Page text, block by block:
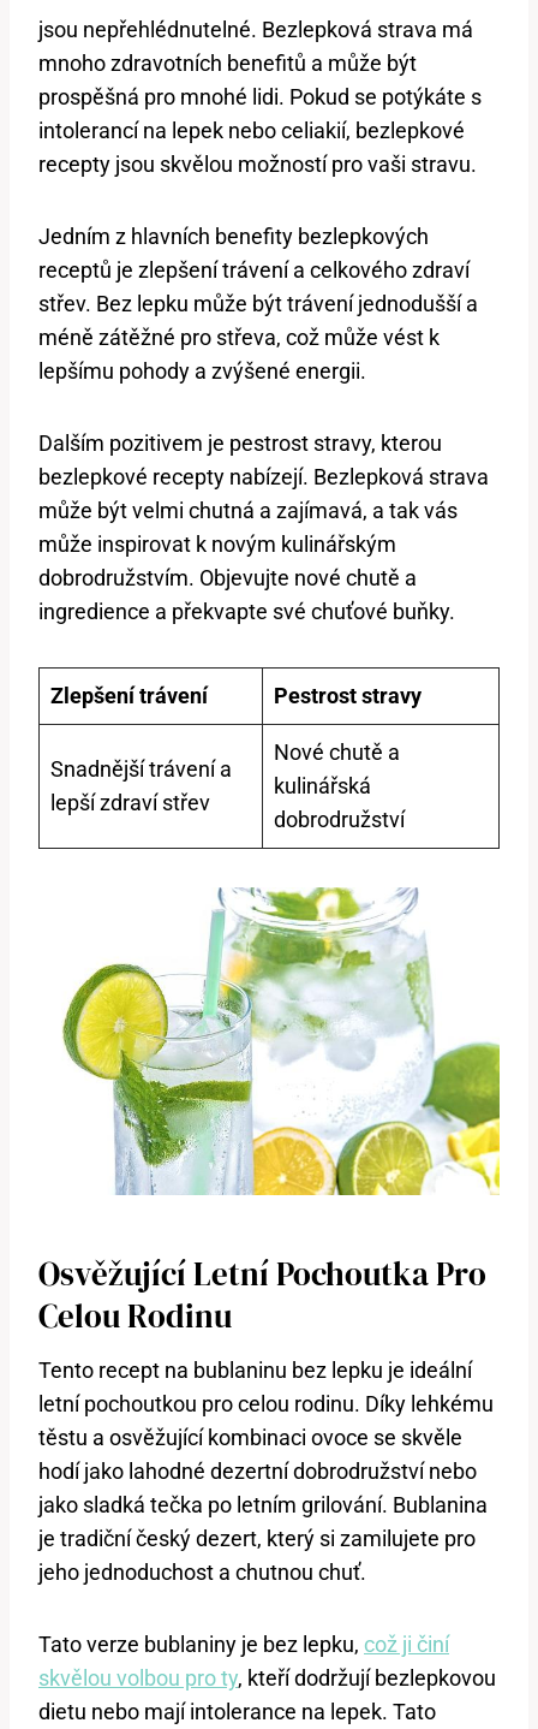
jsou nepřehlédnutelné. Bezlepková strava má
mnoho zdravotních benefitů a může být
prospěšná pro mnohé lidi. Pokud se potýkáte s
intolerancí na lepek nebo celiakií, bezlepkové
recepty jsou skvělou možností pro vaši stravu.
Jedním z hlavních benefity bezlepkových
receptů je zlepšení trávení a celkového zdraví
střev. Bez lepku může být trávení jednodušší a
méně zátěžné pro střeva, což může vést k
lepšímu pohody a zvýšené energii.
Dalším pozitivem je pestrost stravy, kterou
bezlepkové recepty nabízejí. Bezlepková strava
může být velmi chutná a zajímavá, a tak vás
může inspirovat k novým kulinářským
dobrodružstvím. Objevujte nové chutě a
ingredience a překvapte své chuťové buňky.
Zlepšení trávení Pestrost stravy
Snadnější trávení a
lepší zdraví střev
Nové chutě a
kulinářská
dobrodružství
Osvěžující Letní Pochoutka Pro
Celou Rodinu
Tento recept na bublaninu bez lepku je ideální
letní pochoutkou pro celou rodinu. Díky lehkému
těstu a osvěžující kombinaci ovoce se skvěle
hodí jako lahodné dezertní dobrodružství nebo
jako sladká tečka po letním grilování. Bublanina
je tradiční český dezert, který si zamilujete pro
jeho jednoduchost a chutnou chuť.
Tato verze bublaniny je bez lepku, což ji činí
skvělou volbou pro ty, kteří dodržují bezlepkovou
dietu nebo mají intolerance na lepek. Tato